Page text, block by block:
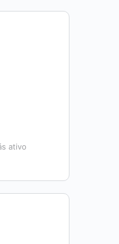
ativo